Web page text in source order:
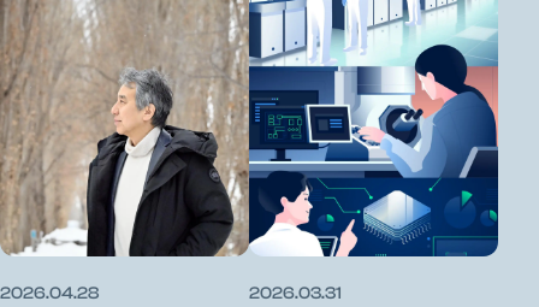
2026.04.28 2026.03.31